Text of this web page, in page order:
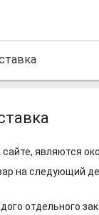
являются
на следующий
отдельного